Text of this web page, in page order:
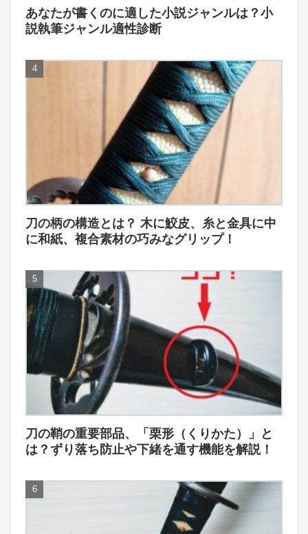
あなたが書くのに適した小説ジャンルは？小
説執筆ジャンル適性診断
刀の柄の構造とは？ 木に鮫皮、糸と金具に中
に和紙、複合素材の巧みなグリップ！
刀の鞘の重要部品、「栗形（くりかた）」と
は？ずり落ち防止や下緒を通す機能を解説！